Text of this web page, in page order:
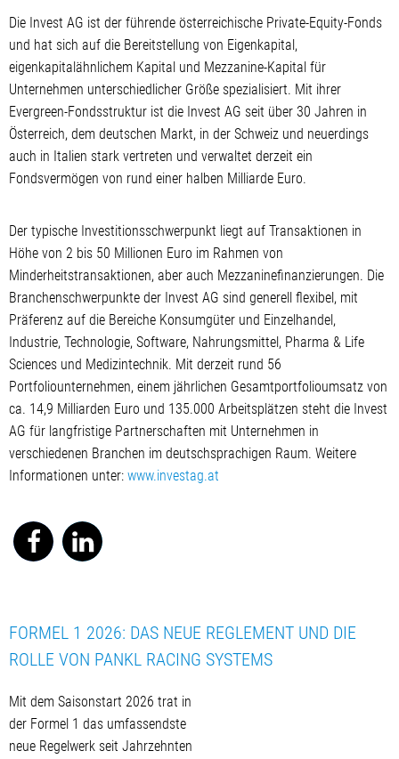
FORMEL 1 2026: DAS NEUE REGLEMENT UND DIE
ROLLE VON PANKL RACING SYSTEMS
Mit dem Saisonstart 2026 trat in
der Formel 1 das umfassendste
neue Regelwerk seit Jahrzehnten
Die Invest AG ist der führende österreichische Private-Equity-Fonds
und hat sich auf die Bereitstellung von Eigenkapital,
eigenkapitalähnlichem Kapital und Mezzanine-Kapital für
Unternehmen unterschiedlicher Größe spezialisiert. Mit ihrer
Evergreen-Fondsstruktur ist die Invest AG seit über 30 Jahren in
Österreich, dem deutschen Markt, in der Schweiz und neuerdings
auch in Italien stark vertreten und verwaltet derzeit ein
Fondsvermögen von rund einer halben Milliarde Euro.
Der typische Investitionsschwerpunkt liegt auf Transaktionen in
Höhe von 2 bis 50 Millionen Euro im Rahmen von
Minderheitstransaktionen, aber auch Mezzaninefinanzierungen. Die
Branchenschwerpunkte der Invest AG sind generell flexibel, mit
Präferenz auf die Bereiche Konsumgüter und Einzelhandel,
Industrie, Technologie, Software, Nahrungsmittel, Pharma & Life
Sciences und Medizintechnik. Mit derzeit rund 56
Portfoliounternehmen, einem jährlichen Gesamtportfolioumsatz von
ca. 14,9 Milliarden Euro und 135.000 Arbeitsplätzen steht die Invest
AG für langfristige Partnerschaften mit Unternehmen in
verschiedenen Branchen im deutschsprachigen Raum. Weitere
Informationen unter: www.investag.at